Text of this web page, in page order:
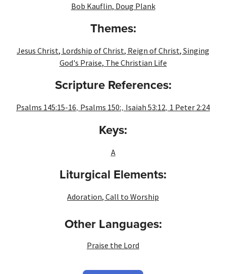
Bob Kauflin, Doug Plank
Themes:
Jesus Christ, Lordship of Christ, Reign of Christ, Singing
God's Praise, The Christian Life
Scripture References:
Psalms 145:15-16, Psalms 150:, Isaiah 53:12, 1 Peter 2:24
Keys:
A
Liturgical Elements:
Adoration, Call to Worship
Other Languages:
Praise the Lord